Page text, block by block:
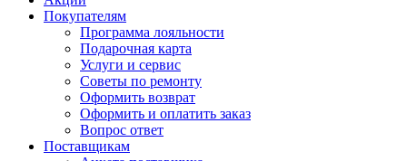
Покупателям
Программа лояльности
Подарочная карта
Услуги и сервис
Советы по ремонту
Оформить возврат
Оформить и оплатить заказ
Вопрос ответ
Поставщикам